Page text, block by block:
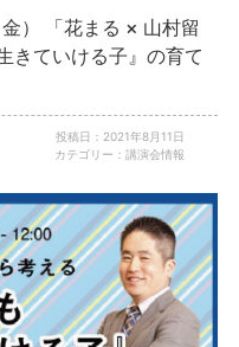
） 「花まる × 山村留
きていける子』の育て
投稿日：2021年8月11日
カテゴリー：講演会情報